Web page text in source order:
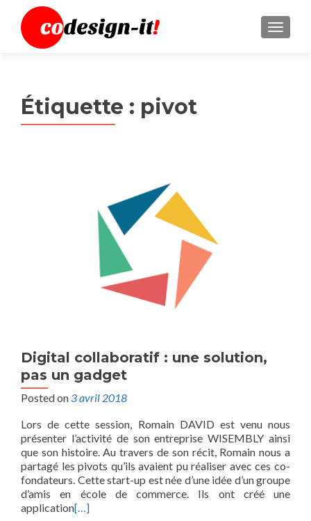
MENU
Étiquette : pivot
Digital collaboratif : une solution,
pas un gadget
Posted on 3 avril 2018
Lors de cette session, Romain DAVID est venu nous
présenter l’activité de son entreprise WISEMBLY ainsi
que son histoire. Au travers de son récit, Romain nous a
partagé les pivots qu’ils avaient pu réaliser avec ces co-
fondateurs. Cette start-up est née d’une idée d’un groupe
d’amis en école de commerce. Ils ont créé une
application[…]